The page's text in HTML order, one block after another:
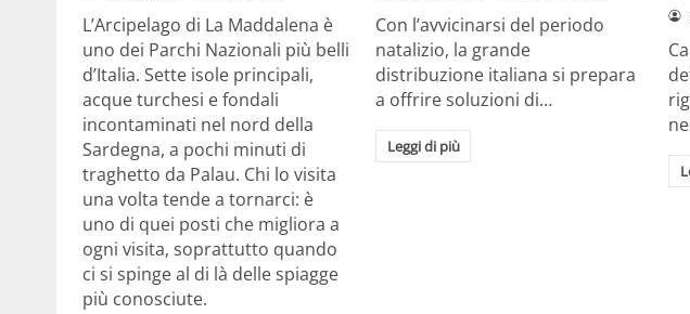
L’Arcipelago di La Maddalena è
uno dei Parchi Nazionali più belli
d’Italia. Sette isole principali,
acque turchesi e fondali
incontaminati nel nord della
Sardegna, a pochi minuti di
traghetto da Palau. Chi lo visita
una volta tende a tornarci: è
uno di quei posti che migliora a
ogni visita, soprattutto quando
ci si spinge al di là delle spiagge
più conosciute.
Con l’avvicinarsi del periodo
natalizio, la grande
distribuzione italiana si prepara
a offrire soluzioni di…
Leggi di più